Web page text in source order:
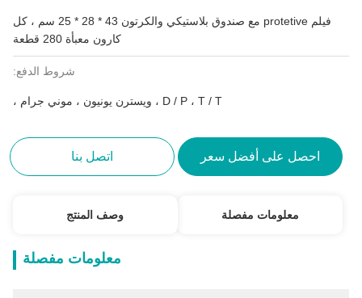
فيلم protetive مع صندوق بلاستيكي والكرتون 43 * 28 * 25 سم ، كل
كارون معبأة 280 قطعة
شروط الدفع:
D / P ، T / T ، ويسترن يونيون ، موني جرام ،
احصل على أفضل سعر اتصل بنا
معلومات مفصلة وصف المنتج
معلومات مفصلة